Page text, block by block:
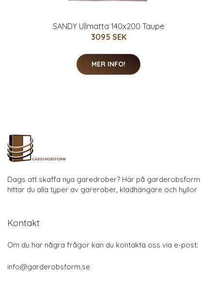
SANDY Ullmatta 140x200 Taupe
3095 SEK
MER INFO!
Dags att skaffa nya garedrober? Här på garderobsform
hittar du alla typer av garerober, klädhängare och hyllor
Kontakt
Om du har några frågor kan du kontakta oss via e-post:
info@garderobsform.se